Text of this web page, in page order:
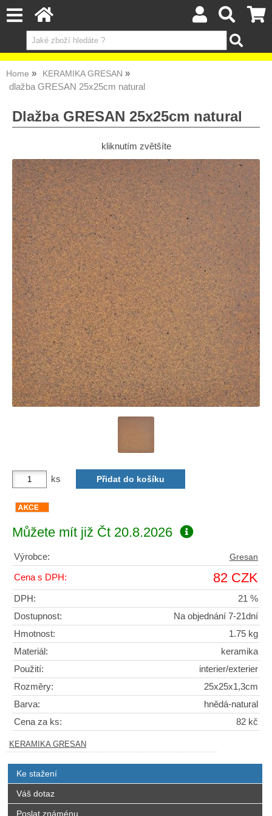
Home KERAMIKA GRESAN
dlažba GRESAN 25x25cm natural
Dlažba GRESAN 25x25cm natural
kliknutím zvětšíte
ks
Můžete mít již Čt 20.8.2026
Výrobce: Gresan
Cena s DPH: 82 CZK
DPH:
21 %
Dostupnost:
Na objednání 7-21dní
Hmotnost:
1.75 kg
Materiál:
keramika
Použití:
interier/exterier
Rozměry:
25x25x1,3cm
Barva:
hnědá-natural
Cena za ks:
82 kč
KERAMIKA GRESAN
Ke stažení
Váš dotaz
Poslat známénu